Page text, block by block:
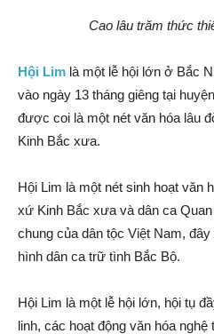
Cao lâu trăm thức
Hội Lim là một lễ hội lớn ở Bắc
vào ngày 13 tháng giêng tại
được coi là một nét văn hóa lâu
Kinh Bắc xưa.
Hội Lim là một nét sinh hoạt văn
xứ Kinh Bắc xưa và dân ca
chung của dân tộc Việt Nam,
hình dân ca trữ tình Bắc Bộ.
Hội Lim là một lễ hội lớn, hội tụ
linh, các hoạt động văn hóa